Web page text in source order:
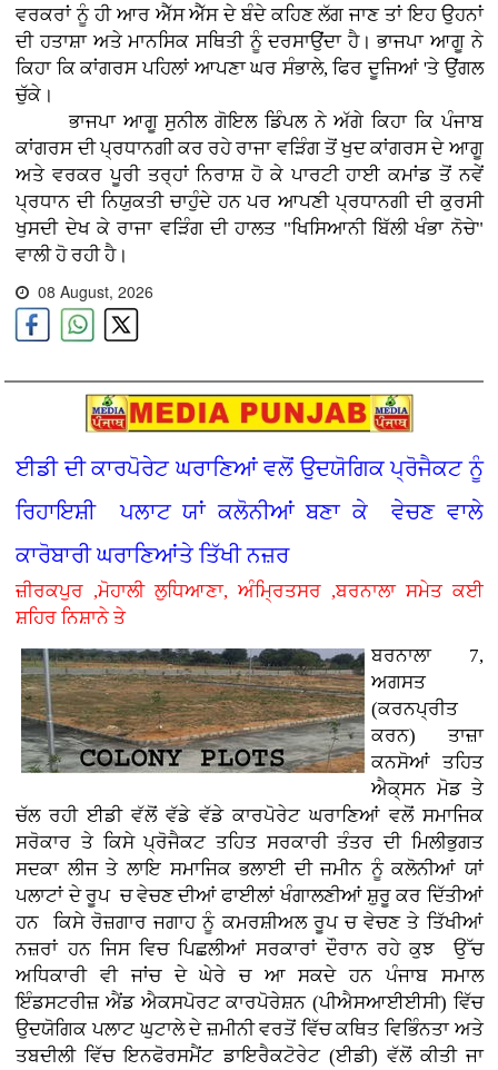
ਵਰਕਰਾਂ ਨੂੰ ਹੀ ਆਰ ਐੱਸ ਐੱਸ ਦੇ ਬੰਦੇ ਕਹਿਣ ਲੱਗ ਜਾਣ ਤਾਂ ਇਹ ਉਹਨਾਂ
ਦੀ ਹਤਾਸ਼ਾ ਅਤੇ ਮਾਨਸਿਕ ਸਥਿਤੀ ਨੂੰ ਦਰਸਾਉਂਦਾ ਹੈ। ਭਾਜਪਾ ਆਗੂ ਨੇ
ਕਿਹਾ ਕਿ ਕਾਂਗਰਸ ਪਹਿਲਾਂ ਆਪਣਾ ਘਰ ਸੰਭਾਲੇ, ਫਿਰ ਦੂਜਿਆਂ 'ਤੇ ਉਂਗਲ
ਚੁੱਕੇ।
ਭਾਜਪਾ ਆਗੂ ਸੁਨੀਲ ਗੋਇਲ ਡਿੰਪਲ ਨੇ ਅੱਗੇ ਕਿਹਾ ਕਿ ਪੰਜਾਬ
ਕਾਂਗਰਸ ਦੀ ਪ੍ਰਧਾਨਗੀ ਕਰ ਰਹੇ ਰਾਜਾ ਵੜਿੰਗ ਤੋਂ ਖੁਦ ਕਾਂਗਰਸ ਦੇ ਆਗੂ
ਅਤੇ ਵਰਕਰ ਪੂਰੀ ਤਰ੍ਹਾਂ ਨਿਰਾਸ਼ ਹੋ ਕੇ ਪਾਰਟੀ ਹਾਈ ਕਮਾਂਡ ਤੋਂ ਨਵੇਂ
ਪ੍ਰਧਾਨ ਦੀ ਨਿਯੁਕਤੀ ਚਾਹੁੰਦੇ ਹਨ ਪਰ ਆਪਣੀ ਪ੍ਰਧਾਨਗੀ ਦੀ ਕੁਰਸੀ
ਖੁਸਦੀ ਦੇਖ ਕੇ ਰਾਜਾ ਵੜਿੰਗ ਦੀ ਹਾਲਤ "ਖਿਸਿਆਨੀ ਬਿੱਲੀ ਖੰਭਾ ਨੋਚੇ"
ਵਾਲੀ ਹੋ ਰਹੀ ਹੈ।
08 August, 2026
ਈਡੀ ਦੀ ਕਾਰਪੋਰੇਟ ਘਰਾਣਿਆਂ ਵਲੋਂ ਉਦਯੋਗਿਕ ਪ੍ਰੋਜੈਕਟ ਨੂੰ
ਰਿਹਾਇਸ਼ੀ ਪਲਾਟ ਯਾਂ ਕਲੋਨੀਆਂ ਬਣਾ ਕੇ ਵੇਚਣ ਵਾਲੇ
ਕਾਰੋਬਾਰੀ ਘਰਾਣਿਆਂਤੇ ਤਿੱਖੀ ਨਜ਼ਰ
ਜ਼ੀਰਕਪੁਰ ,ਮੋਹਾਲੀ ਲੁਧਿਆਣਾ, ਅੰਮ੍ਰਿਤਸਰ ,ਬਰਨਾਲਾ ਸਮੇਤ ਕਈ
ਸ਼ਹਿਰ ਨਿਸ਼ਾਨੇ ਤੇ
ਬਰਨਾਲਾ 7,
ਅਗਸਤ
(ਕਰਨਪ੍ਰੀਤ
ਕਰਨ) ਤਾਜ਼ਾ
ਕਨਸੋਆਂ ਤਹਿਤ
ਐਕ੍ਸਨ ਮੋਡ ਤੇ
ਚੱਲ ਰਹੀ ਈਡੀ ਵੱਲੋਂ ਵੱਡੇ ਵੱਡੇ ਕਾਰਪੋਰੇਟ ਘਰਾਣਿਆਂ ਵਲੋਂ ਸਮਾਜਿਕ
ਸਰੋਕਾਰ ਤੇ ਕਿਸੇ ਪ੍ਰੋਜੈਕਟ ਤਹਿਤ ਸਰਕਾਰੀ ਤੰਤਰ ਦੀ ਮਿਲੀਭੁਗਤ
ਸਦਕਾ ਲੀਜ ਤੇ ਲਾਇ ਸਮਾਜਿਕ ਭਲਾਈ ਦੀ ਜਮੀਨ ਨੂੰ ਕਲੋਨੀਆਂ ਯਾਂ
ਪਲਾਟਾਂ ਦੇ ਰੂਪ ਚ ਵੇਚਣ ਦੀਆਂ ਫਾਈਲਾਂ ਖੰਗਾਲਣੀਆਂ ਸ਼ੁਰੂ ਕਰ ਦਿੱਤੀਆਂ
ਹਨ ਕਿਸੇ ਰੋਜ਼ਗਾਰ ਜਗਾਹ ਨੂੰ ਕਮਰਸ਼ੀਅਲ ਰੂਪ ਚ ਵੇਚਣ ਤੇ ਤਿੱਖੀਆਂ
ਨਜ਼ਰਾਂ ਹਨ ਜਿਸ ਵਿਚ ਪਿਛਲੀਆਂ ਸਰਕਾਰਾਂ ਦੌਰਾਨ ਰਹੇ ਕੁਝ ਉੱਚ
ਅਧਿਕਾਰੀ ਵੀ ਜਾਂਚ ਦੇ ਘੇਰੇ ਚ ਆ ਸਕਦੇ ਹਨ ਪੰਜਾਬ ਸਮਾਲ
ਇੰਡਸਟਰੀਜ਼ ਐਂਡ ਐਕਸਪੋਰਟ ਕਾਰਪੋਰੇਸ਼ਨ (ਪੀਐਸਆਈਈਸੀ) ਵਿੱਚ
ਉਦਯੋਗਿਕ ਪਲਾਟ ਘੁਟਾਲੇ ਦੇ ਜ਼ਮੀਨੀ ਵਰਤੋਂ ਵਿੱਚ ਕਥਿਤ ਵਿਭਿੰਨਤਾ ਅਤੇ
ਤਬਦੀਲੀ ਵਿੱਚ ਇਨਫੋਰਸਮੈਂਟ ਡਾਇਰੈਕਟੋਰੇਟ (ਈਡੀ) ਵੱਲੋਂ ਕੀਤੀ ਜਾ